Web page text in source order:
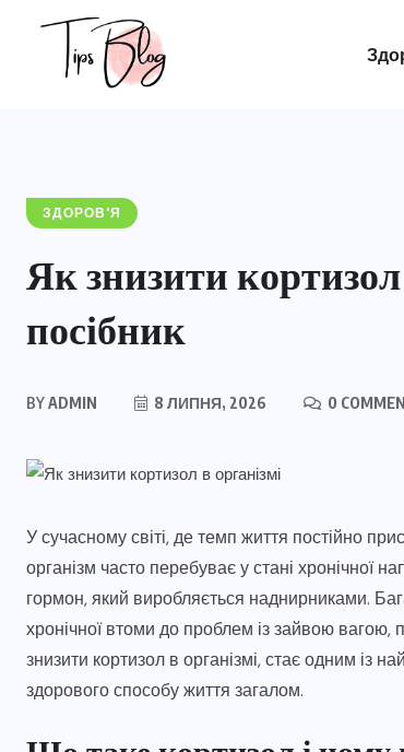
ЗДОРОВ'Я
Як знизити
посібник
BYADMIN 8 ЛИПНЯ, 2026 0
У сучасному світі, де темп життя постійно
організм часто перебуває у стані хронічної
гормон, який виробляється наднирниками.
хронічної втоми до проблем із зайвою
знизити кортизол в організмі, стає одним із
здорового способу життя загалом.